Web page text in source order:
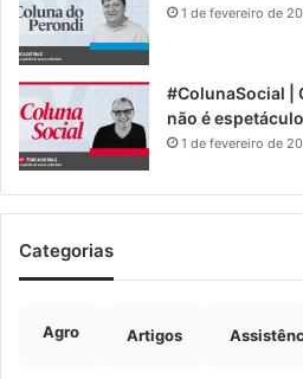
1 de fevereiro de
#ColunaSocial |
não é espetáculo
1 de fevereiro de
Categorias
Agro Artigos